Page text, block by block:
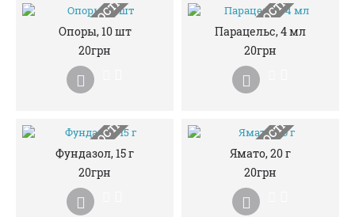
НЕМАЄ В НАЯВНОСТІ
Опоры, 10 шт
20грн
НЕМАЄ В НАЯВНОСТІ
Парацельс, 4 мл
20грн
НЕМАЄ В НАЯВНОСТІ
Фундазол, 15 г
20грн
НЕМАЄ В НАЯВНОСТІ
Ямато, 20 г
20грн